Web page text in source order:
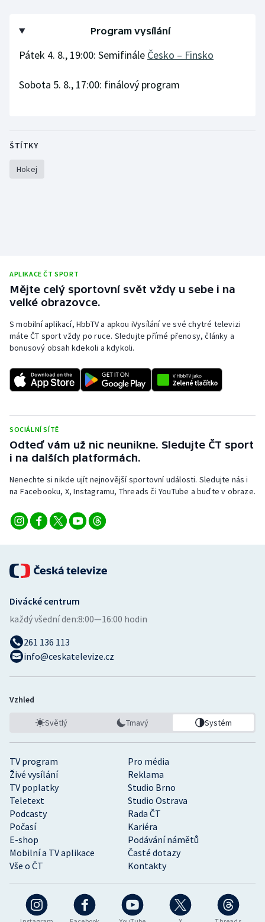
Gymnastika
Lezení
Lyže a snowboard
Moderní pětiboj
Motorsport
Plavání
Plážový volejbal
Ragby
Rychlostní kanoistika
Short track
Sportovní střelba
Stolní tenis
Veslování
Volejbal
Ostatní
Program vysílání
Pátek 4. 8., 19:00: Semifinále Česko – Finsko
Sobota 5. 8., 17:00: finálový program
ŠTÍTKY
Hokej
APLIKACE ČT SPORT
Mějte celý sportovní svět vždy u sebe i na
velké obrazovce.
S mobilní aplikací, HbbTV a apkou iVysílání ve své chytré televizi
máte ČT sport vždy po ruce. Sledujte přímé přenosy, články a
bonusový obsah kdekoli a kdykoli.
SOCIÁLNÍ SÍTĚ
Odteď vám už nic neunikne. Sledujte ČT sport
i na dalších platformách.
Nenechte si nikde ujít nejnovější sportovní události. Sledujte nás i
na Facebooku, X, Instagramu, Threads či YouTube a buďte v obraze.
TV program
Pro média
Živé vysílání
Reklama
TV poplatky
Studio Brno
Teletext
Studio Ostrava
Podcasty
Rada ČT
Počasí
Kariéra
E-shop
Podávání námětů
Mobilní a TV aplikace
Časté dotazy
Vše o ČT
Kontakty
Divácké centrum
každý všední den:8:00—16:00 hodin
261 136 113
info@ceskatelevize.cz
Vzhled
Světlý Tmavý Systém